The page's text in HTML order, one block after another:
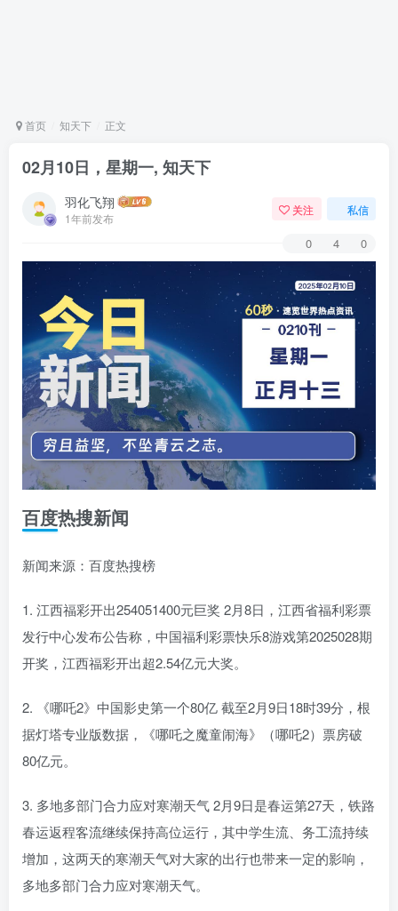
首页 知天下 正文
02月10日，星期一, 知天下
羽化飞翔
1年前发布
关注 私信
0 4 0
百度热搜新闻
新闻来源：百度热搜榜
1. 江西福彩开出254051400元巨奖 2月8日，江西省福利彩票
发行中心发布公告称，中国福利彩票快乐8游戏第2025028期
开奖，江西福彩开出超2.54亿元大奖。
2. 《哪吒2》中国影史第一个80亿 截至2月9日18时39分，根
据灯塔专业版数据，《哪吒之魔童闹海》（哪吒2）票房破
80亿元。
3. 多地多部门合力应对寒潮天气 2月9日是春运第27天，铁路
春运返程客流继续保持高位运行，其中学生流、务工流持续
增加，这两天的寒潮天气对大家的出行也带来一定的影响，
多地多部门合力应对寒潮天气。